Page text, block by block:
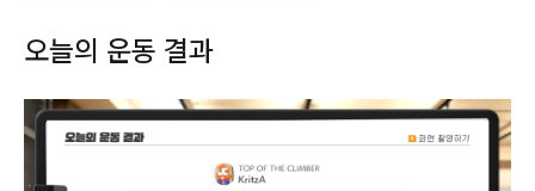
오늘의 운동 결과